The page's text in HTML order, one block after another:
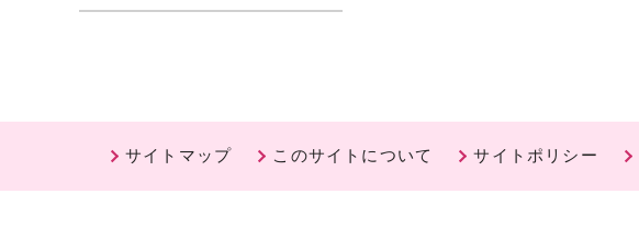
サイトマップ このサイトについて サイトポリシー